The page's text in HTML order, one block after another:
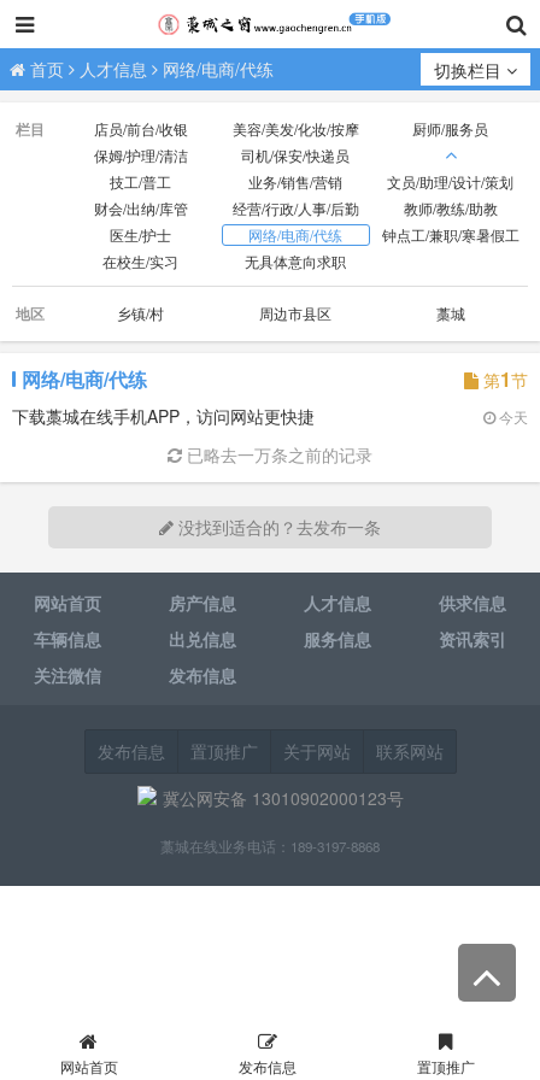
首页 人才信息 网络/电商/代练 切换栏目
栏目 店员/前台/收银 美容/美发/化妆/按摩
厨师/服务员
保姆/护理/清洁
司机/保安/快递员
技工/普工
业务/销售/营销
文员/助理/设计/策划
财会/出纳/库管
经营/行政/人事/后勤
教师/教练/助教
医生/护士
网络/电商/代练
钟点工/兼职/寒暑假工
在校生/实习
无具体意向求职
地区 乡镇/村 周边市县区 藁城
网络/电商/代练 第1节
下载藁城在线手机APP，访问网站更快捷
今天
已略去一万条之前的记录
没找到适合的？去发布一条
网站首页 房产信息 人才信息
供求信息
车辆信息
出兑信息 服务信息
资讯索引
关注微信
发布信息
发布信息 置顶推广 关于网站
联系网站
冀公网安备 13010902000123号
藁城在线业务电话：189-3197-8868
网站首页 发布信息 置顶推广